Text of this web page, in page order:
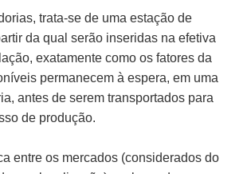
trata-se de uma estação de
da qual serão inseridas na efetiva
exatamente como os fatores da
permanecem à espera, em uma
antes de serem transportados para
de produção.
entre os mercados (considerados do